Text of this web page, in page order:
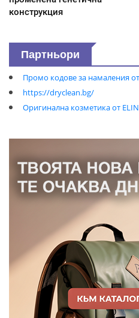
конструкция
Партньори
Промо кодове за намаления
https://dryclean.bg/
Оригинална козметика от